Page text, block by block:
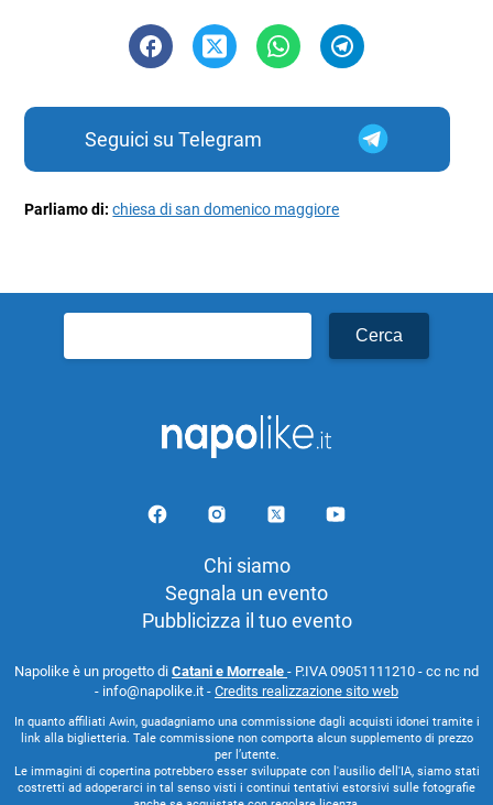
Seguici su Telegram
Parliamo di:chiesa di san domenico maggiore
per:
Chi siamo
Segnala un evento
Pubblicizza il tuo evento
Napolike è un progetto di Catani e Morreale - P.IVA 09051111210 - cc nc nd
- info@napolike.it - Credits realizzazione sito web
In quanto affiliati Awin, guadagniamo una commissione dagli acquisti idonei tramite i
link alla biglietteria. Tale commissione non comporta alcun supplemento di prezzo
per l’utente.
Le immagini di copertina potrebbero esser sviluppate con l'ausilio dell'IA, siamo stati
costretti ad adoperarci in tal senso visti i continui tentativi estorsivi sulle fotografie